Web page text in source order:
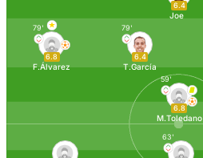
6.4
Joe
6.8
79'
F.Álvarez
6.4
79'
T.García
6.8
59'
M.Toledano
63'